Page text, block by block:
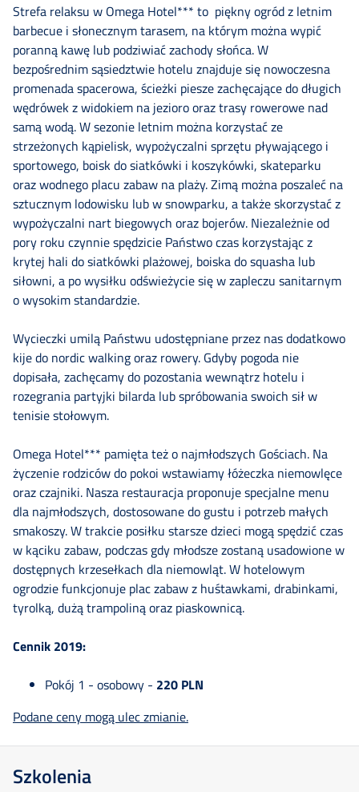
Doświadczenie
Kontakt
Zapisz
się
Strefa relaksu w Omega Hotel*** to piękny ogród z letnim
barbecue i słonecznym tarasem, na którym można wypić
poranną kawę lub podziwiać zachody słońca. W
bezpośrednim sąsiedztwie hotelu znajduje się nowoczesna
promenada spacerowa, ścieżki piesze zachęcające do długich
wędrówek z widokiem na jezioro oraz trasy rowerowe nad
samą wodą. W sezonie letnim można korzystać ze
strzeżonych kąpielisk, wypożyczalni sprzętu pływającego i
sportowego, boisk do siatkówki i koszykówki, skateparku
oraz wodnego placu zabaw na plaży. Zimą można poszaleć na
sztucznym lodowisku lub w snowparku, a także skorzystać z
wypożyczalni nart biegowych oraz bojerów. Niezależnie od
pory roku czynnie spędzicie Państwo czas korzystając z
krytej hali do siatkówki plażowej, boiska do squasha lub
siłowni, a po wysiłku odświeżycie się w zapleczu sanitarnym
o wysokim standardzie.
Wycieczki umilą Państwu udostępniane przez nas dodatkowo
kije do nordic walking oraz rowery. Gdyby pogoda nie
dopisała, zachęcamy do pozostania wewnątrz hotelu i
rozegrania partyjki bilarda lub spróbowania swoich sił w
tenisie stołowym.
Omega Hotel*** pamięta też o najmłodszych Gościach. Na
życzenie rodziców do pokoi wstawiamy łóżeczka niemowlęce
oraz czajniki. Nasza restauracja proponuje specjalne menu
dla najmłodszych, dostosowane do gustu i potrzeb małych
smakoszy. W trakcie posiłku starsze dzieci mogą spędzić czas
w kąciku zabaw, podczas gdy młodsze zostaną usadowione w
dostępnych krzesełkach dla niemowląt. W hotelowym
ogrodzie funkcjonuje plac zabaw z huśtawkami, drabinkami,
tyrolką, dużą trampoliną oraz piaskownicą.
Cennik 2019:
Pokój 1 - osobowy - 220 PLN
Podane ceny mogą ulec zmianie.
Szkolenia